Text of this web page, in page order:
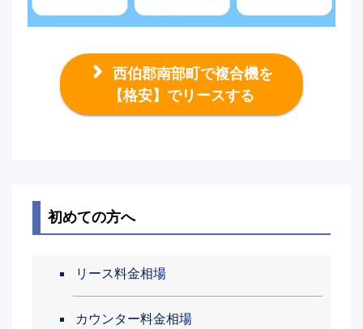
西伯郡南部町で複合機を
【格安】でリースする
初めての方へ
リース料金相場
カウンター料金相場